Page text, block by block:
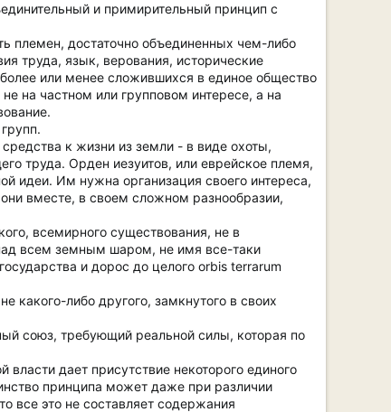
и примирительный принцип с
племен, достаточно объединенных чем-либо
труда, язык, верования, исторические
или менее сложившихся в единое общество
на частном или групповом интересе, а на
к жизни из земли - в виде охоты,
труда. Орден иезуитов, или еврейское племя,
идеи. Им нужна организация своего интереса,
вместе, в своем сложном разнообразии,
всемирного существования, не в
всем земным шаром, не имя все-таки
и дорос до целого orbis terrarum
какого-либо другого, замкнутого в своих
союз, требующий реальной силы, которая по
дает присутствие некоторого единого
принципа может даже при различии
все это не составляет содержания